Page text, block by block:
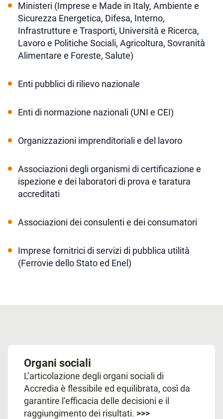
Ministeri (Imprese e Made in Italy, Ambiente e
Sicurezza Energetica, Difesa, Interno,
Infrastrutture e Trasporti, Università e Ricerca,
Lavoro e Politiche Sociali, Agricoltura, Sovranità
Alimentare e Foreste, Salute)
Enti pubblici di rilievo nazionale
Enti di normazione nazionali (UNI e CEI)
Organizzazioni imprenditoriali e del lavoro
Associazioni degli organismi di certificazione e
ispezione e dei laboratori di prova e taratura
accreditati
Associazioni dei consulenti e dei consumatori
Imprese fornitrici di servizi di pubblica utilità
(Ferrovie dello Stato ed Enel)
Organi sociali
L’articolazione degli organi sociali di
Accredia è flessibile ed equilibrata, così da
garantire l’efficacia delle decisioni e il
raggiungimento dei risultati. >>>